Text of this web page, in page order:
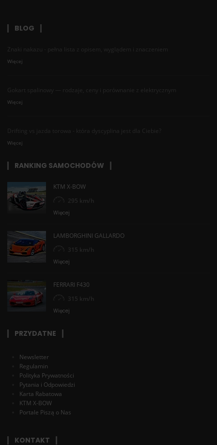
BLOG
Znaki nakazu - pełna lista z opisem, wyglądem i znaczeniem
Więcej
Gokart spalinowy — rodzaje, ceny i porównanie z elektrycznym
Więcej
Drifting vs jazda torowa - która dyscyplina jest dla Ciebie?
Więcej
RANKING SAMOCHODÓW
KTM X-BOW
295 km/h
Więcej
LAMBORGHINI GALLARDO
315 km/h
Więcej
FERRARI F430
315 km/h
Więcej
PRZYDATNE
Newsletter
Regulamin
Polityka Prywatności
Pytania i Odpowiedzi
Karta Rabatowa
KTM X-BOW
Portale Piszą o Nas
KONTAKT